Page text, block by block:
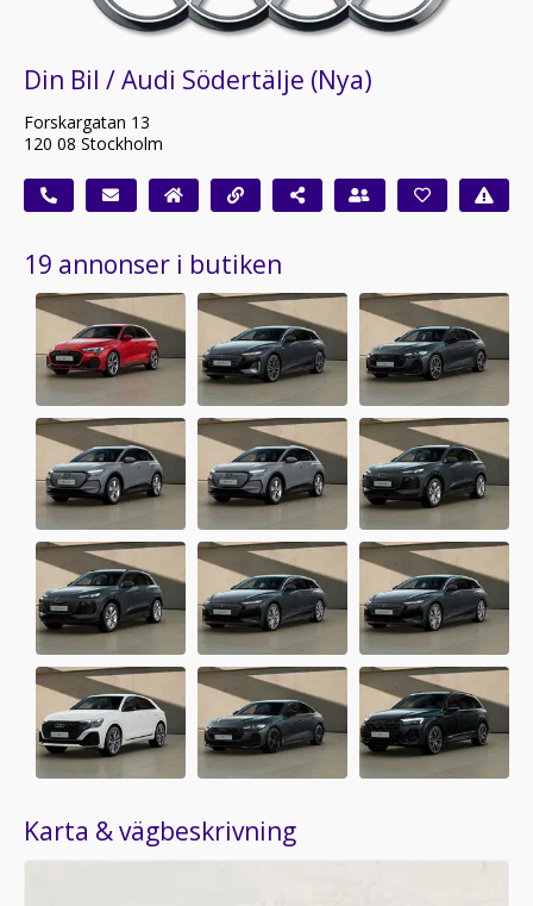
Din Bil / Audi Södertälje (Nya)
Forskargatan 13
120 08 Stockholm
19 annonser i butiken
Karta & vägbeskrivning